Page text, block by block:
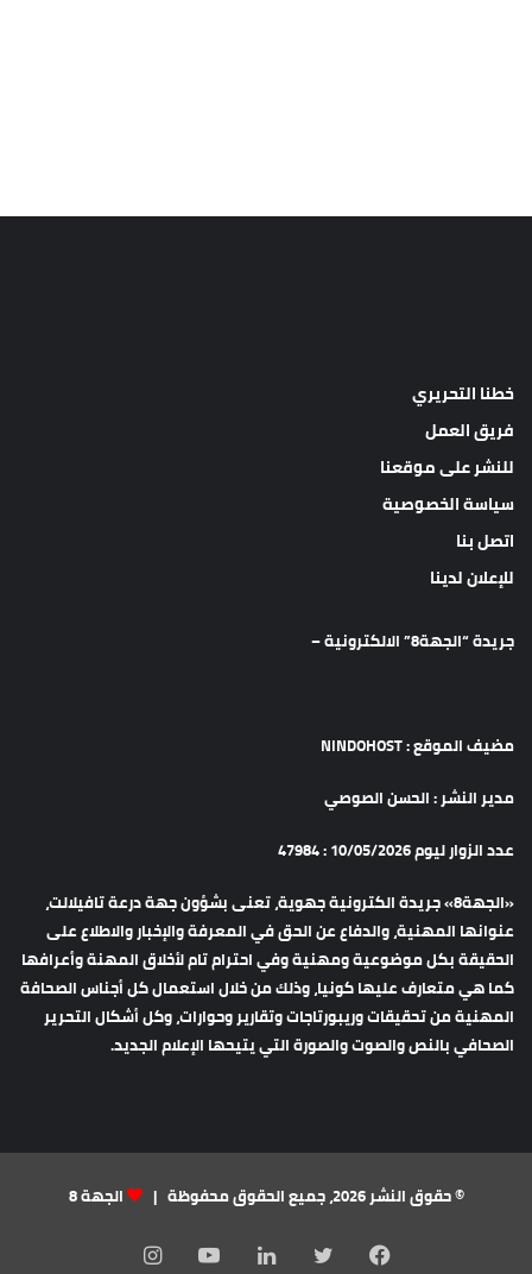
خطنا التحريري
فريق العمل
للنشر على موقعنا
سياسة الخصوصية
اتصل بنا
للإعلان لدينا
جريدة “الجهة8” الالكترونية –
مضيف الموقع : NINDOHOST
مدير النشر : الحسن الصوصي
عدد الزوار ليوم 10/05/2026 : 47984
«الجهة8» جريدة الكترونية جهوية، تعنى بشؤون جهة درعة تافيلالت،
عنوانها المهنية، والدفاع عن الحق في المعرفة والإخبار والاطلاع على
الحقيقة بكل موضوعية ومهنية وفي احترام تام لأخلاق المهنة وأعرافها
كما هي متعارف عليها كونيا، وذلك من خلال استعمال كل أجناس الصحافة
المهنية من تحقيقات وريبورتاجات وتقارير وحوارات، وكل أشكال التحرير
الصحافي بالنص والصوت والصورة التي يتيحها الإعلام الجديد.
© حقوق النشر 2026، جميع الحقوق محفوظة | الجهة 8